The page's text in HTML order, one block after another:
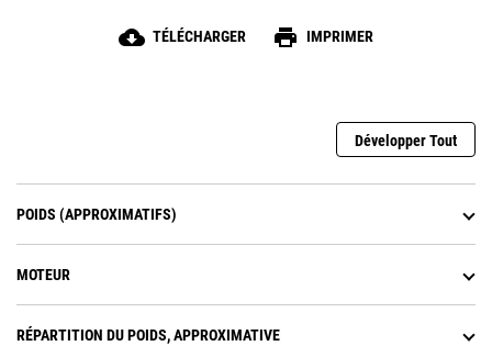
pneumatique ainsi que des coussins chauffants et
cloud_download TÉLÉCHARGER print IMPRIMER
Développer Tout
POIDS (APPROXIMATIFS)
MOTEUR
RÉPARTITION DU POIDS, APPROXIMATIVE